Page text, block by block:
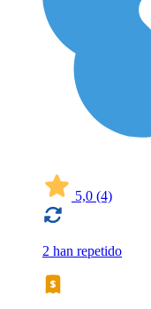
5,0 (4)
2 han repetido